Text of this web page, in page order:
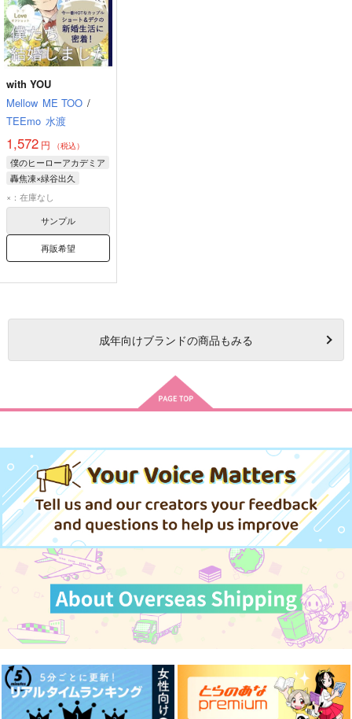
with YOU
Mellow ME TOO /
TEEmo 水渡
1,572 円 （税込）
僕のヒーローアカデミア
轟焦凍×緑谷出久
轟焦凍
緑谷出久
×：在庫なし
サンプル
再販希望
成年向けブランドの商品もみる